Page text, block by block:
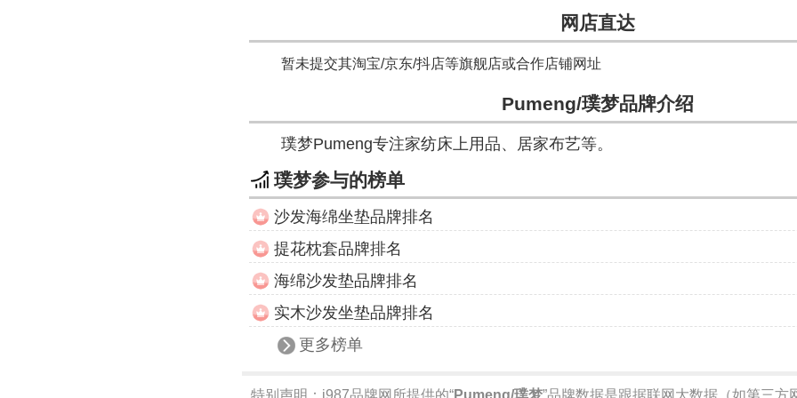
网店直达
暂未提交其淘宝/京东/抖店等旗舰店或合作店铺网址
Pumeng/璞梦品牌介绍
璞梦Pumeng专注家纺床上用品、居家布艺等。
璞梦参与的榜单
沙发海绵坐垫品牌排名
提花枕套品牌排名
海绵沙发垫品牌排名
实木沙发坐垫品牌排名
更多榜单
特别声明： i987品牌网所提供的“Pumeng/璞梦”品牌数据是跟据联网大数据（如第三方